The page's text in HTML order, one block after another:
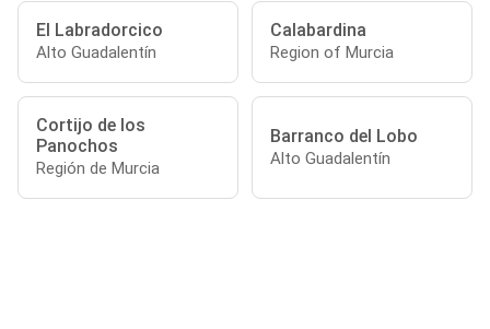
El Labradorcico
Alto Guadalentín
Calabardina
Region of Murcia
Cortijo de los
Panochos
Región de Murcia
Barranco del Lobo
Alto Guadalentín